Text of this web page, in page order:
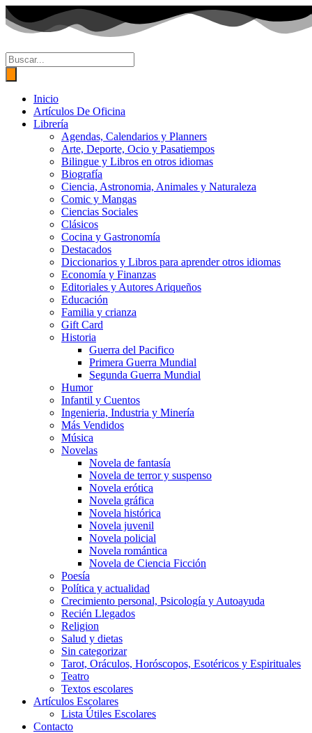
Ir
al
contenido
Búsqueda
de
productos
Inicio
Artículos De Oficina
Librería
Agendas, Calendarios y Planners
Arte, Deporte, Ocio y Pasatiempos
Bilingue y Libros en otros idiomas
Biografía
Ciencia, Astronomia, Animales y Naturaleza
Comic y Mangas
Ciencias Sociales
Clásicos
Cocina y Gastronomía
Destacados
Diccionarios y Libros para aprender otros idiomas
Economía y Finanzas
Editoriales y Autores Ariqueños
Educación
Familia y crianza
Gift Card
Historia
Guerra del Pacifico
Primera Guerra Mundial
Segunda Guerra Mundial
Humor
Infantil y Cuentos
Ingenieria, Industria y Minería
Más Vendidos
Música
Novelas
Novela de fantasía
Novela de terror y suspenso
Novela erótica
Novela gráfica
Novela histórica
Novela juvenil
Novela policial
Novela romántica
Novela de Ciencia Ficción
Poesía
Política y actualidad
Crecimiento personal, Psicología y Autoayuda
Recién Llegados
Religion
Salud y dietas
Sin categorizar
Tarot, Oráculos, Horóscopos, Esotéricos y Espirituales
Teatro
Textos escolares
Artículos Escolares
Lista Útiles Escolares
Contacto